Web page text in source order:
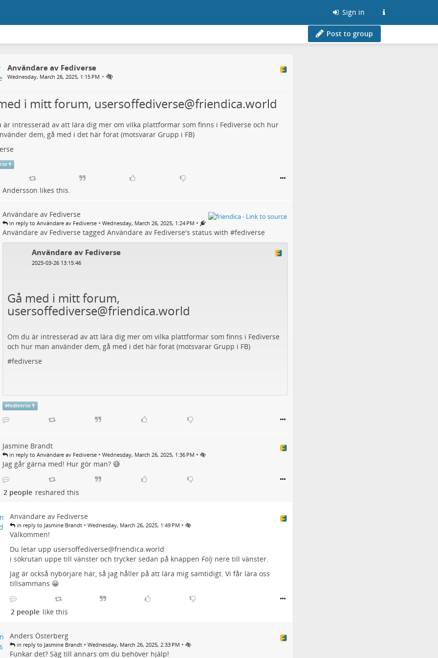
Sign in
Post to group
Användare av Fediverse
Wednesday, March 26, 2025, 1:15 PM •
i mitt forum, usersoffediverse@friendica.world
är intresserad av att lära dig mer om vilka plattformar som finns i Fediverse och hur
dem, gå med i det här forat (motsvarar Grupp i FB)
Andersson likes this.
Användare av Fediverse
in reply to Användare av Fediverse • Wednesday, March 26, 2025, 1:24 PM •
Användare av Fediverse tagged Användare av Fediverse's status with #fediverse
Användare av Fediverse
2025-03-26 13:15:46
Gå med i mitt forum,
usersoffediverse@friendica.world
Om du är intresserad av att lära dig mer om vilka plattformar som finns i Fediverse
och hur man använder dem, gå med i det här forat (motsvarar Grupp i FB)
#fediverse
#fediverse
Jasmine Brandt
in reply to Användare av Fediverse • Wednesday, March 26, 2025, 1:36 PM •
Jag går gärna med! Hur gör man? 😅
2 people reshared this
Användare av Fediverse
in reply to Jasmine Brandt • Wednesday, March 26, 2025, 1:49 PM •
Välkommen!
Du letar upp usersoffediverse@friendica.world
i sökrutan uppe till vänster och trycker sedan på knappen Följnere till vänster.
Jag är också nybörjare här, så jag håller på att lära mig samtidigt. Vi får lära oss
tillsammans 😀
2 people like this
Anders Österberg
in reply to Jasmine Brandt • Wednesday, March 26, 2025, 2:33 PM •
Funkar det? Säg till annars om du behöver hjälp!